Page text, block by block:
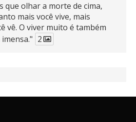
que olhar a morte de cima,
mais você vive, mais
vê. O viver muito é também
2